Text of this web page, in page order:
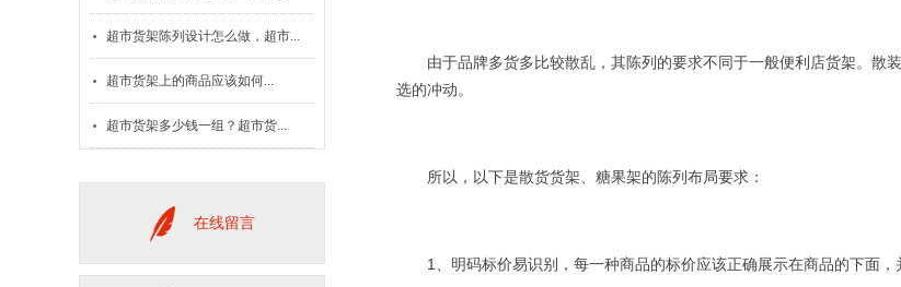
超市货架陈列设计怎么做，超市...
超市货架上的商品应该如何...
超市货架多少钱一组？超市货...
在线留言
由于品牌多货多比较散乱，其陈列的要求不同于一般便利店货架。散
选的冲动。
所以，以下是散货货架、糖果架的陈列布局要求：
1、明码标价易识别，每一种商品的标价应该正确展示在商品的下面，